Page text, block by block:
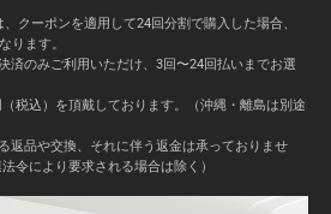
クーポンを適用して24回分割で購入した場合、
ります。
済のみご利用いただけ、3回〜24回払いまでお選
税込）を頂戴しております。（沖縄・離島は別途
返品や交換、それに伴う返金は承っておりませ
令により要求される場合は除く）